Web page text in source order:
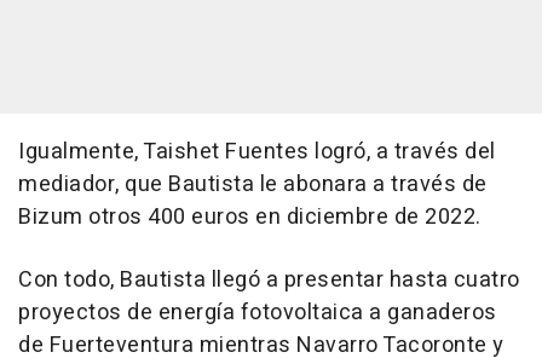
Igualmente, Taishet Fuentes logró, a través del
mediador, que Bautista le abonara a través de
Bizum otros 400 euros en diciembre de 2022.
Con todo, Bautista llegó a presentar hasta cuatro
proyectos de energía fotovoltaica a ganaderos
de Fuerteventura mientras Navarro Tacoronte y